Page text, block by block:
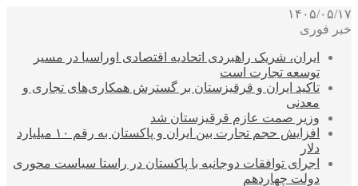
۱۴۰۵/۰۵/۱۷
خبر فوری
ایران، شریک راهبردی اتحادیه اقتصادی اوراسیا در مسیر
توسعه تجارت است
تاکید ایران و قرقیزستان بر گسترش همکاری‌های تجاری و
معدنی
وزیر صمت عازم قرقیزستان شد
افزایش حجم تجارت بین ایران و پاکستان به رقم ۱۰ میلیارد
دلار
اجرای توافقات دوجانبه با پاکستان در راستا سیاست محوری
دولت چهاردهم